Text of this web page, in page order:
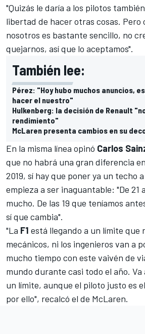
"Quizás le daría a los pilotos
libertad de hacer otras cosas. Pero
nosotros es bastante sencillo, no
quejarnos, así que lo aceptamos".
También lee:
Pérez: "Hoy hubo muchos anuncios,
hacer el nuestro"
Hulkenberg: la decisión de Renault
rendimiento"
McLaren presenta cambios en su
En la misma línea opinó Carlos
que no habrá una gran diferencia
2019, sí hay que poner ya un techo
empieza a ser inaguantable: "De 21
mucho. De las 19 que teníamos
sí que cambia".
"La F1 está llegando a un límite que
mecánicos, ni los ingenieros van a
mucho tiempo con este vaivén de
mundo durante casi todo el año.
un límite, aunque el piloto justo es
por ello", recalcó el de McLaren.